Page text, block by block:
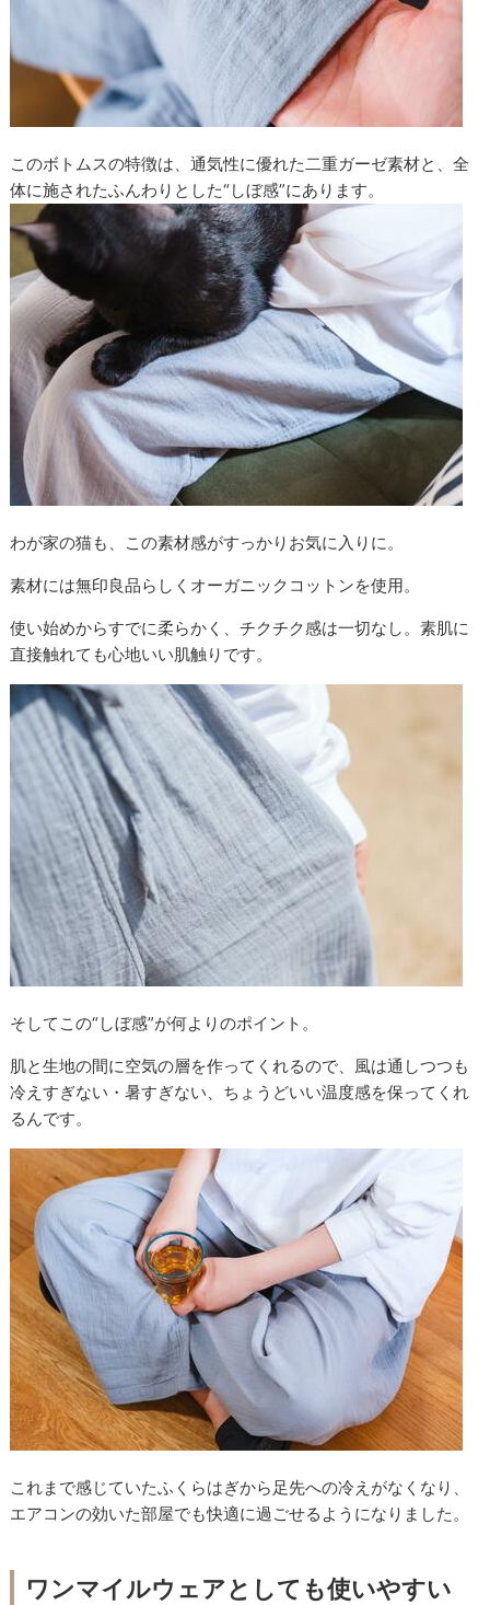
このボトムスの特徴は、通気性に優れた二重ガーゼ素材と、全
体に施されたふんわりとした“しぼ感”にあります。
わが家の猫も、この素材感がすっかりお気に入りに。
素材には無印良品らしくオーガニックコットンを使用。
使い始めからすでに柔らかく、チクチク感は一切なし。素肌に
直接触れても心地いい肌触りです。
そしてこの“しぼ感”が何よりのポイント。
肌と生地の間に空気の層を作ってくれるので、風は通しつつも
冷えすぎない・暑すぎない、ちょうどいい温度感を保ってくれ
るんです。
これまで感じていたふくらはぎから足先への冷えがなくなり、
エアコンの効いた部屋でも快適に過ごせるようになりました。
ワンマイルウェアとしても使いやすい